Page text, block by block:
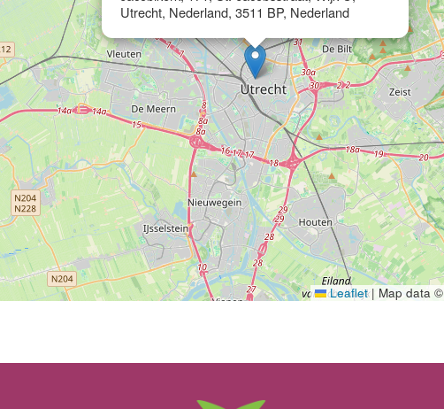
Utrecht, Nederland, 3511 BP, Nederland
Leaflet | Map data ©